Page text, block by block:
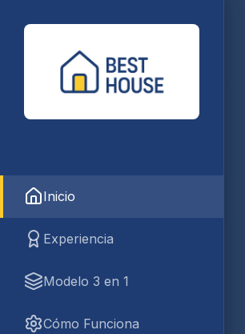
Inicio
Experiencia
Modelo 3 en 1
Cómo Funciona